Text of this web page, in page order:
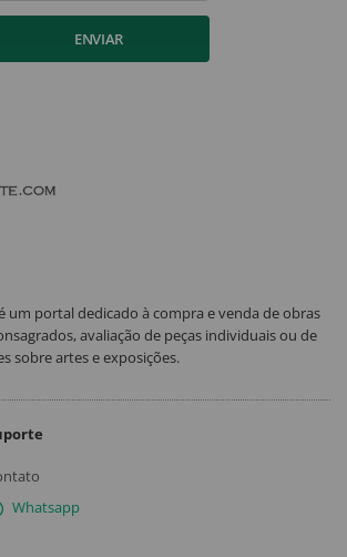
ENVIAR
um portal dedicado à compra e venda de obras
avaliação de peças individuais ou de
sobre artes e exposições.
Whatsapp